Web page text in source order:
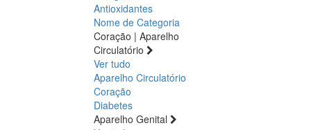
Antioxidantes
Nome de Categoria
Coração | Aparelho
Circulatório
Ver tudo
Aparelho Circulatório
Coração
Diabetes
Aparelho Genital